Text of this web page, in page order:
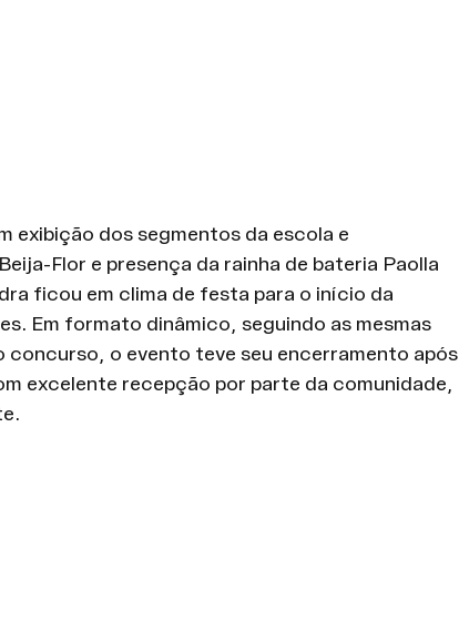
exibição dos segmentos da escola e
Flor e presença da rainha de bateria Paolla
ficou em clima de festa para o início da
Em formato dinâmico, seguindo as mesmas
o evento teve seu encerramento após
excelente recepção por parte da comunidade,